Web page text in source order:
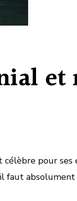
et
célèbre pour
faut